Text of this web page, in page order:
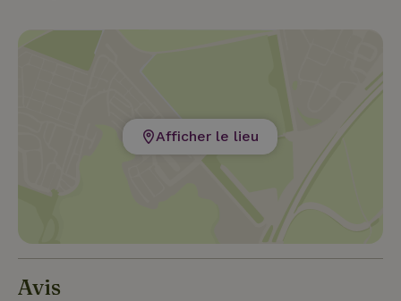
Afficher le lieu
Avis